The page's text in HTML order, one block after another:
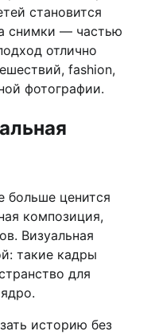
становится
снимки — частью
отлично
fashion,
фотографии.
больше ценится
композиция,
Визуальная
такие кадры
для
историю без